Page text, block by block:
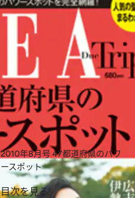
2010年8月号47都道府県のパワ
ースポット
目次を見る